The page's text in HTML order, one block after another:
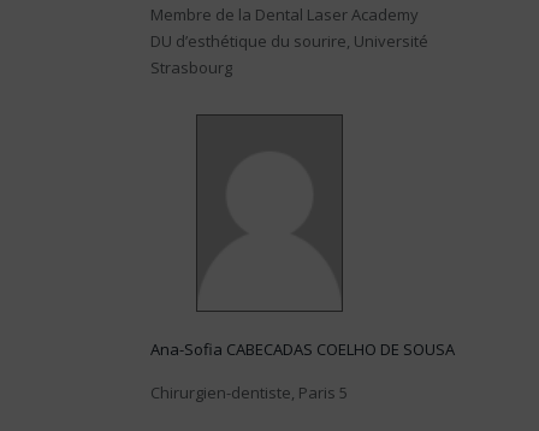
Membre de la Dental Laser Academy
DU d’esthétique du sourire, Université
Strasbourg
Ana-Sofia CABECADAS COELHO DE SOUSA
Chirurgien-dentiste, Paris 5